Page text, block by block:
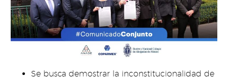
Se busca demostrar la inconstitucionalidad de